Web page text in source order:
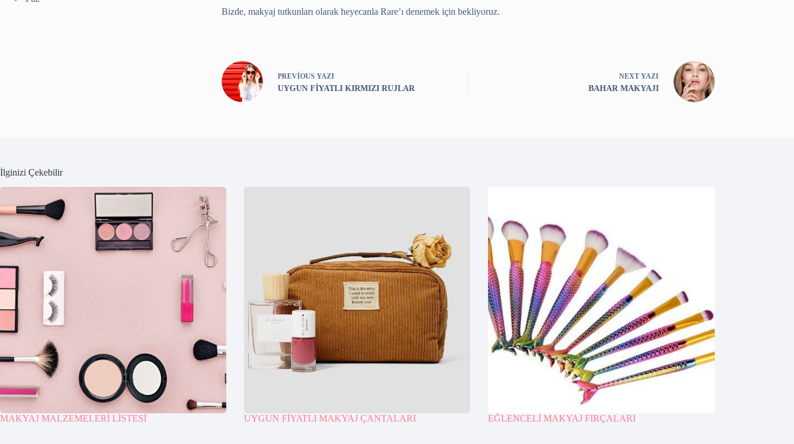
Bizde, makyaj tutkunları olarak heyecanla Rare’ı denemek için bekliyoruz.
PREVIOUS YAZI
UYGUN FİYATLI KIRMIZI RUJLAR
NEXT YAZI
BAHAR MAKYAJI
İlginizi Çekebilir
MAKYAJ MALZEMELERİ LİSTESİ UYGUN FİYATLI MAKYAJ ÇANTALARI EĞLENCELİ MAKYAJ FIRÇALARI